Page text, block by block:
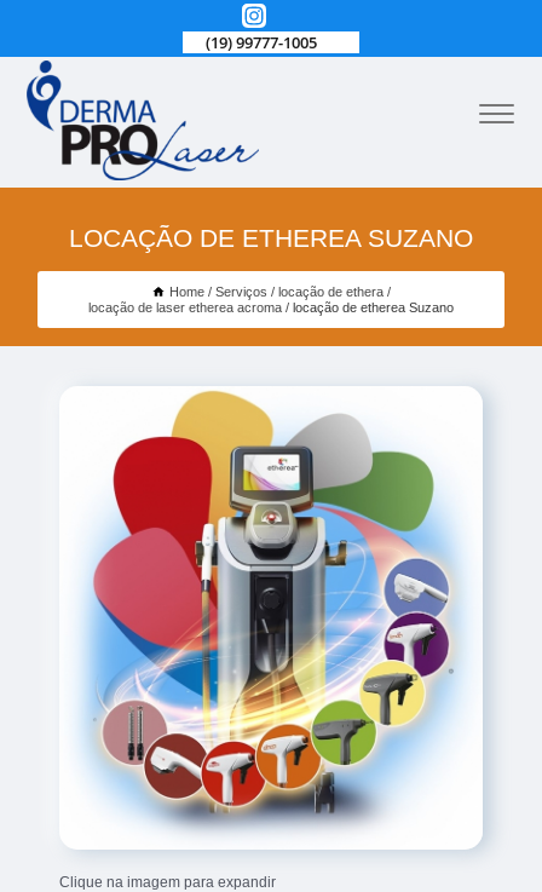
(19) 99777-1005
LOCAÇÃO DE ETHEREA SUZANO
Home Serviços
locação de ethera
locação de laser etherea acroma
locação de etherea Suzano
Clique na imagem para expandir